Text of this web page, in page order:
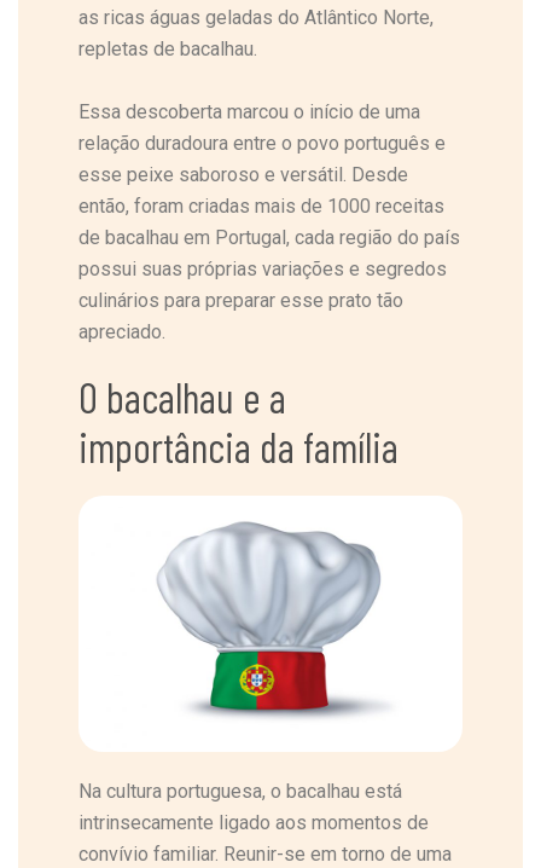
as ricas águas geladas do Atlântico Norte,
repletas de bacalhau.
Essa descoberta marcou o início de uma
relação duradoura entre o povo português e
esse peixe saboroso e versátil. Desde
então, foram criadas mais de 1000 receitas
de bacalhau em Portugal, cada região do país
possui suas próprias variações e segredos
culinários para preparar esse prato tão
apreciado.
O bacalhau e a
importância da família
Na cultura portuguesa, o bacalhau está
intrinsecamente ligado aos momentos de
convívio familiar. Reunir-se em torno de uma